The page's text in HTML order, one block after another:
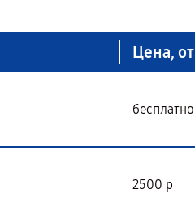
Цена, от
бесплатно
2500 р